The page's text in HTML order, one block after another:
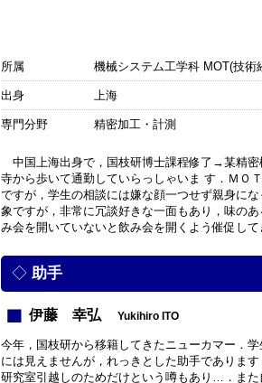
所属 機械システム工学科 MOT(技術
出身 上海
専門分野 精密加工・計測
中国上海出身で，国枝研博士課程修了→某精
寺から歩いて通勤していらっしゃいま す．ＭＯ
ですが，学生の相談には嫌な顔一つせず親身に
象ですが，非常に冗談好きな一面もあり，味の
み会を開いていないと飲み会を開くよう催促して
助手
伊藤 幸弘 Yukihiro ITO
今年，国枝研から移籍してきたニューカマー．
には見えませんが，れっきとした助手でありま
研究室引越しのためだけという噂もあり…．ま